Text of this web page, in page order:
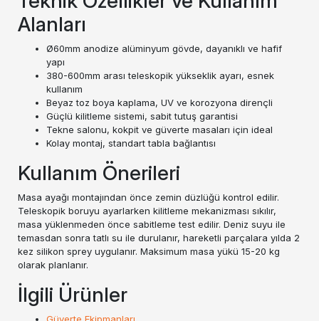
Alanları
Ø60mm anodize alüminyum gövde, dayanıklı ve hafif
yapı
380-600mm arası teleskopik yükseklik ayarı, esnek
kullanım
Beyaz toz boya kaplama, UV ve korozyona dirençli
Güçlü kilitleme sistemi, sabit tutuş garantisi
Tekne salonu, kokpit ve güverte masaları için ideal
Kolay montaj, standart tabla bağlantısı
Kullanım Önerileri
Masa ayağı montajından önce zemin düzlüğü kontrol edilir.
Teleskopik boruyu ayarlarken kilitleme mekanizması sıkılır,
masa yüklenmeden önce sabitleme test edilir. Deniz suyu ile
temasdan sonra tatlı su ile durulanır, hareketli parçalara yılda 2
kez silikon sprey uygulanır. Maksimum masa yükü 15-20 kg
olarak planlanır.
İlgili Ürünler